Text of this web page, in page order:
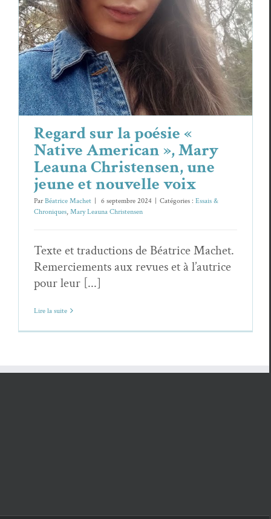
», Mary Leauna Christensen, une jeune
et nouvelle voix
Essais & Chroniques Mary Leauna Christensen
Regard sur la poésie «
Native American », Mary
Leauna Christensen, une
jeune et nouvelle voix
ParBéatrice Machet 6 septembre 2024 Catégories : Essais &
Chroniques, Mary Leauna Christensen
Texte et traductions de Béatrice Machet.
Remerciements aux revues et à l’autrice
pour leur [...]
Lire la suite